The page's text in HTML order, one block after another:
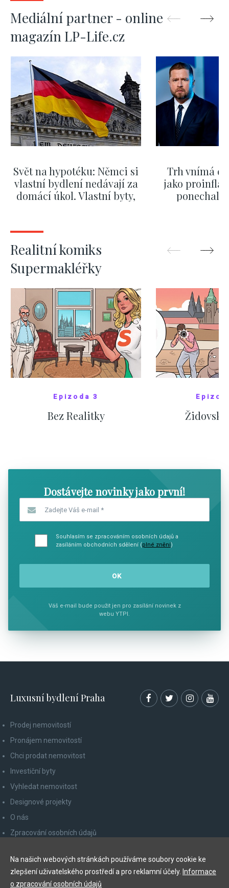
Mediální partner - online
magazín LP-Life.cz
Svět na hypotéku: Němci si
vlastní bydlení nedávají za
domácí úkol. Vlastní byty,
Trh vnímá
jako
ponechali
Realitní komiks
Supermakléřky
Epizoda 3
Bez Realitky
Dostávejte novinky jako první!
Souhlasím se zpracováním osobních údajů a
zasíláním obchodních sdělení (plné znění)
Váš e-mail bude použit jen pro zasílání novinek z
webu YTPI.
Luxusní bydlení Praha
Prodej nemovitostí
Pronájem nemovitostí
Chci prodat nemovitost
Investiční byty
Vyhledat nemovitost
Designové projekty
O nás
Zpracování osobních údajů
Odhlášení z newsletteru
Na našich webových stránkách používáme soubory cookie ke
zlepšení uživatelského prostředí a pro reklamní účely. Informace
o zpracování osobních údajů